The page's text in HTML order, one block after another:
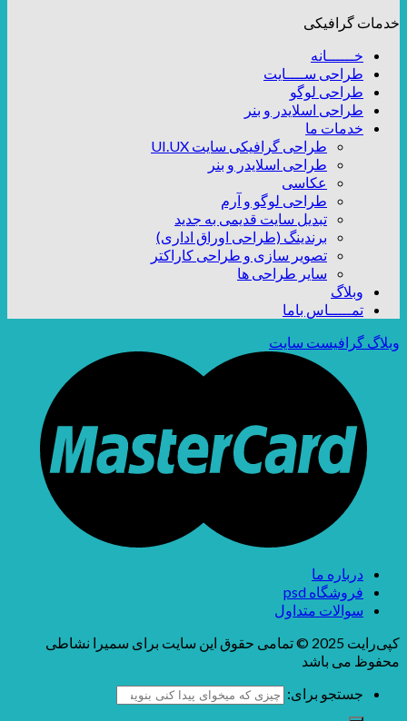
خدمات گرافیکی
خــــــانه
طراحی ســــایت
طراحی لوگو
طراحی اسلایدر و بنر
خدمات ما
طراحی گرافیکی سایت UI.UX
طراحی اسلایدر و بنر
عکاسی
طراحی لوگو و آرم
تبدیل سایت قدیمی به جدید
برندینگ (طراحی اوراق اداری)
تصویر سازی و طراحی کاراکتر
سایر طراحی ها
وبلاگ
تمـــــاس باما
وبلاگ گرافیست سایت
درباره ما
فروشگاه psd
سوالات متداول
کپی‌رایت 2025 © تمامی حقوق این سایت برای سمیرا نشاطی
محفوظ می باشد
جستجو برای: